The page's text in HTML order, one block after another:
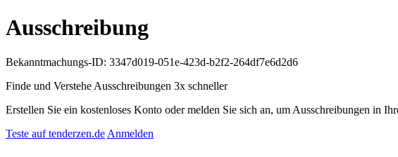
Ausschreibung
Bekanntmachungs-ID: 3347d019-051e-423d-b2f2-264df7e6d2d6
Finde und Verstehe Ausschreibungen 3x schneller
Erstellen Sie ein kostenloses Konto oder melden Sie sich an, um Ausschreibungen in
Teste auf tenderzen.de Anmelden